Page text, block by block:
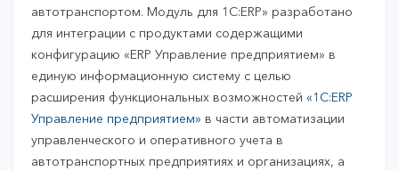
автотранспортом. Модуль для 1С:ERP» разработано
для интеграции с продуктами содержащими
конфигурацию «ERP Управление предприятием» в
единую информационную систему с целью
расширения функциональных возможностей «1С:ERP
Управление предприятием» в части автоматизации
управленческого и оперативного учета в
автотранспортных предприятиях и организациях, а